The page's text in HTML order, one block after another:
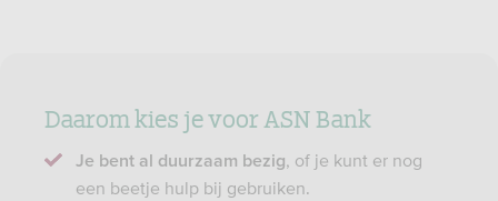
Daarom kies je voor ASN Bank
Je bent al duurzaam bezig, of je kunt er nog
een beetje hulp bij gebruiken.